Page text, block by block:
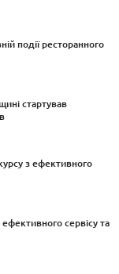
події ресторанного
стартував
з ефективного
сервісу та